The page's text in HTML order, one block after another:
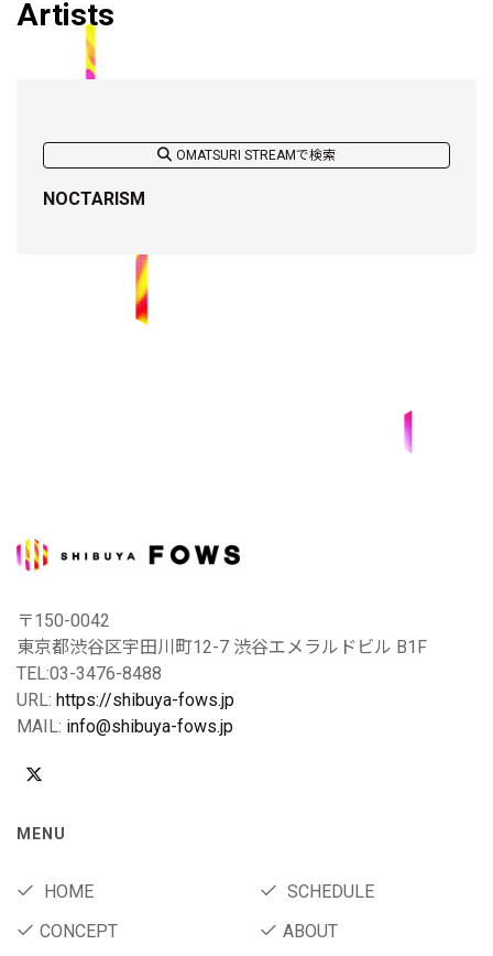
Artists
OMATSURI STREAMで検索
NOCTARISM
〒150-0042
東京都渋谷区宇田川町12-7 渋谷エメラルドビル B1F
TEL:03-3476-8488
URL: https://shibuya-fows.jp
MAIL: info@shibuya-fows.jp
MENU
HOME
SCHEDULE
CONCEPT
ABOUT